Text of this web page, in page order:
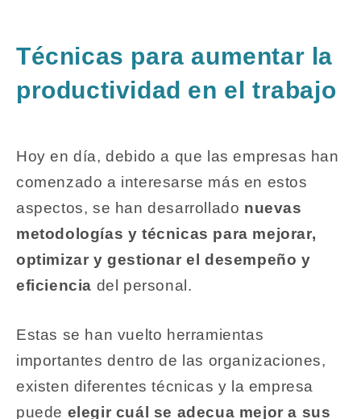
Técnicas para aumentar la
productividad en el trabajo
Hoy en día, debido a que las empresas han
comenzado a interesarse más en estos
aspectos, se han desarrollado nuevas
metodologías y técnicas para mejorar,
optimizar y gestionar el desempeño y
eficiencia del personal.
Estas se han vuelto herramientas
importantes dentro de las organizaciones,
existen diferentes técnicas y la empresa
puede elegir cuál se adecua mejor a sus